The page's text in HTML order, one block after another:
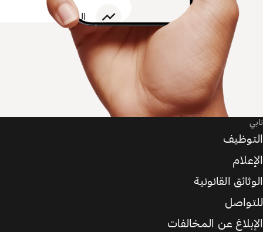
تابي
التوظيف
الإعلام
الوثائق القانونية
للتواصل
الإبلاغ عن المخالفات